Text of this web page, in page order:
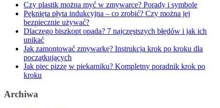
Czy plastik można myć w zmywarce? Porady i symbole
Pęknięta płyta indukcyjna – co zrobić? Czy można jej
bezpiecznie używać?
Dlaczego biszkopt opada? 7 najczęstszych błędów i jak ich
unikać
Jak zamontować zmywarkę? Instrukcja krok po kroku dla
początkujących
Jak piec pizzę w piekarniku? Kompletny poradnik krok po
kroku
Archiwa